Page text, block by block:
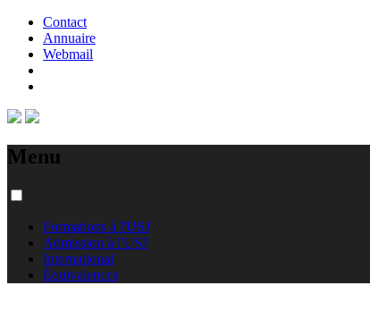
Contact
Annuaire
Webmail
Menu
Formations à l'USJ
Admission à l'USJ
International
Équivalences